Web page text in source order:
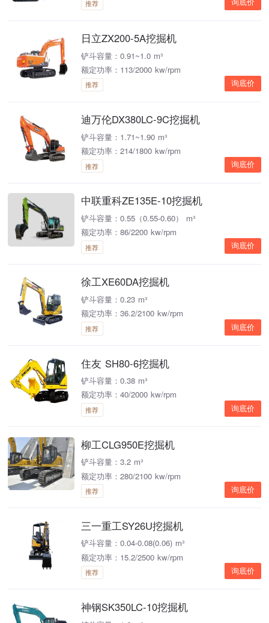
推荐 询底价
日立ZX200-5A挖掘机
铲斗容量：0.91~1.0 m³
额定功率：113/2000 kw/rpm
推荐 询底价
迪万伦DX380LC-9C挖掘机
铲斗容量：1.71~1.90 m³
额定功率：214/1800 kw/rpm
推荐 询底价
中联重科ZE135E-10挖掘机
铲斗容量：0.55（0.55-0.60） m³
额定功率：86/2200 kw/rpm
推荐 询底价
徐工XE60DA挖掘机
铲斗容量：0.23 m³
额定功率：36.2/2100 kw/rpm
推荐 询底价
住友 SH80-6挖掘机
铲斗容量：0.38 m³
额定功率：40/2000 kw/rpm
推荐 询底价
柳工CLG950E挖掘机
铲斗容量：3.2 m³
额定功率：280/2100 kw/rpm
推荐 询底价
三一重工SY26U挖掘机
铲斗容量：0.04-0.08(0.06) m³
额定功率：15.2/2500 kw/rpm
推荐 询底价
神钢SK350LC-10挖掘机